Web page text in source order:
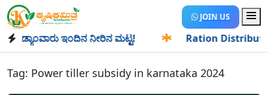
JOIN US
ಇಂದಿನ ನೀರಿನ ಮಟ್ಟ! Ration Distribution-
Tag: Power tiller subsidy in karnataka 2024